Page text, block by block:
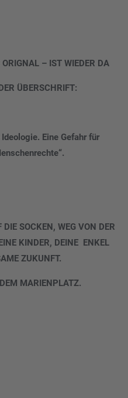
– IST WIEDER DA
ÜBERSCHRIFT:
Eine Gefahrfür
SOCKEN, WEG VON DER
KINDER, DEINE ENKEL
ZUKUNFT.
MARIENPLATZ.